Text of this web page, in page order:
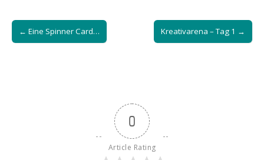
Post
navigation
← Eine Spinner Card… Kreativarena – Tag 1 →
0
Article Rating